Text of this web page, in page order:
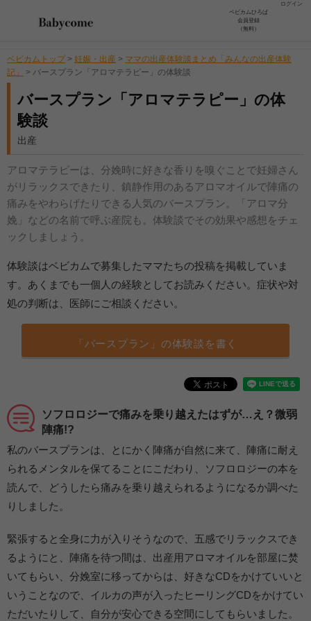
ログイン
ベビカムひろば
会員登録
（無料）
ベビカムトップ > 妊娠・出産 > ママの出産体験談まとめ「みんなの出産体験
記」
> バースプラン「アロマテラピー」の体験談
バースプラン「アロマテラピー」の体
験談
出産
アロマテラピーは、分娩時に好きな香りを嗅ぐことで妊婦さん
がリラックスできたり、鎮静作用のあるアロマオイルで陣痛の
痛みをやわらげたりできる人気のバースプラン。「アロマ分
娩」などの名前で呼ぶ産院も。体験談でその効果や感想をチェ
ックしましょう。
体験談はベビカムで募集したママたちの投稿を掲載していま
す。あくまでも一個人の経験としてお読みください。症状や対
処の判断は、医師にご相談ください。
「バースプラン」の体験談を書く
ソフロロジーで痛みを乗り越えたはずが…え？微弱
陣痛!?
私のバースプランは、とにかく陣痛が自然に来て、陣痛に耐え
られるメンタルを保てることにこだわり、ソフロロジーの本を
読んで、どうしたら痛みを乗り越えられるようになるか調べた
りしました。
緊張すると全身に力が入りそうなので、五感でリラックスでき
るようにと、陣痛を待つ間は、出産用アロマオイルを部屋に焚
いてもらい、分娩室に移ってからは、好きなCDをかけていいと
いうことなので、イルカの声が入ったヒーリングCDをかけてい
ただいたりして、自分が安心できる空間にしてもらいました。